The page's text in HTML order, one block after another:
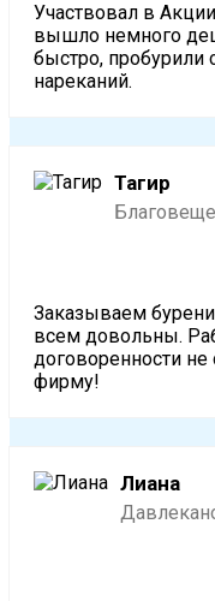
Участвовал в
вышло немного
быстро, пробурили
нареканий.
Тагир
Заказываем
всем довольны.
договоренности
фирму!
Лиана